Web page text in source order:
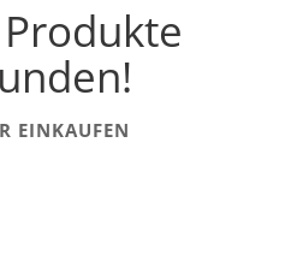
EINKAUFEN